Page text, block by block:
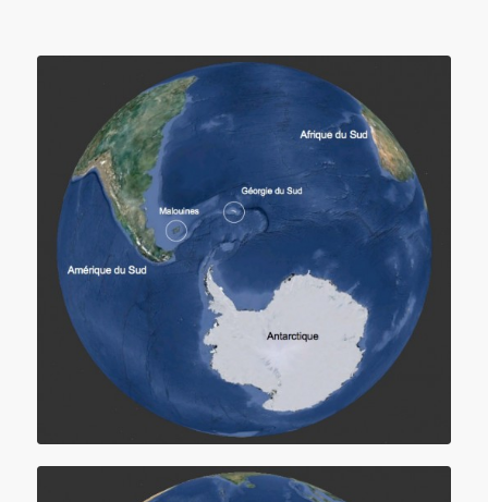
Localisation des Falkland (Malouines) et de la Géorgie du Sud